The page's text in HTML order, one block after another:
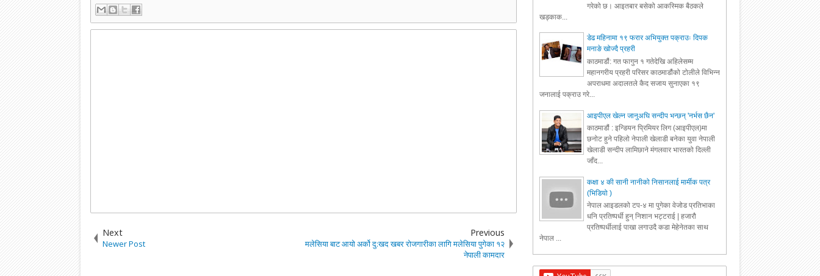
Next
Newer Post
Previous
मलेसिया बाट आयो अर्को दु:खद खबर रोजगारीका लागि मलेसिया पुगेका १२
नेपाली कामदार
गरेको छ। आइतबार बसेको आकस्मिक बैठकले
खड्काक...
डेढ महिनामा १९ फरार अभियुक्त पक्राउः दिपक
मनाङे खोज्दै प्रहरी
काठमाडौं: गत फागुन १ गतेदेखि अहिलेसम्म
महानगरीय प्रहरी परिसर काठमाडौंको टोलीले विभिन्न
अपराधमा अदालतले कैद सजाय सुनाएका १९
जनालाई पक्राउ गरे...
आइपीएल खेल्न जानुअघि सन्दीप भन्छन् 'नर्भस छैन'
काठमाडौं : इन्डियन प्रिमियर लिग (आइपीएल)मा
छनोट हुने पहिलो नेपाली खेलाडी बनेका युवा नेपाली
खेलाडी सन्दीप लामिछाने मंगलवार भारतको दिल्ली
जाँद...
कक्षा ४ की सानी नानीको निसानलाई मार्मीक पत्र
(भिडियो )
नेपाल आइडलको टप-४ मा पुगेका वेजोड प्रतिभाका
धनि प्रतिष्पर्धी हुन् निशान भट्टराई | हजारौ
प्रतिष्पर्धीलाई पाखा लगाउदै कडा मेहेनेतका साथ
नेपाल ...